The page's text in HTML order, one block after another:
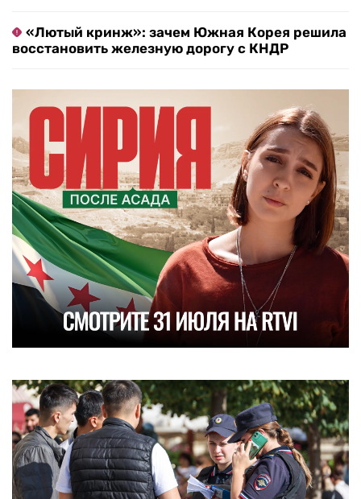
«Лютый кринж»: зачем Южная Корея решила
восстановить железную дорогу с КНДР